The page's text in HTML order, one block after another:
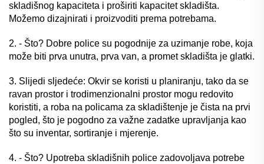
skladišnog kapaciteta i proširiti kapacitet skladišta.
Možemo dizajnirati i proizvoditi prema potrebama.
2. - Što? Dobre police su pogodnije za uzimanje robe, koja
može biti prva unutra, prva van, a promet skladišta je glatki.
3. Slijedi sljedeće: Okvir se koristi u planiranju, tako da se
ravan prostor i trodimenzionalni prostor mogu redovito
koristiti, a roba na policama za skladištenje je čista na prvi
pogled, što je pogodno za važne zadatke upravljanja kao
što su inventar, sortiranje i mjerenje.
4. - Što? Upotreba skladišnih police zadovoljava potrebe